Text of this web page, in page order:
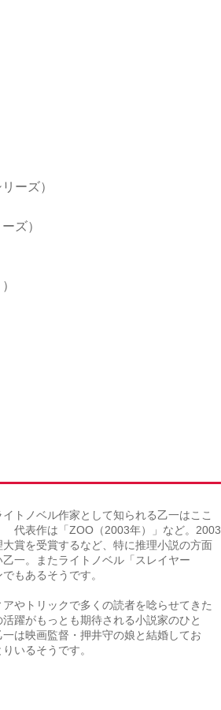
ーズ）
ズ）
トノベル作家として知られる乙一はここ
代表作は「ZOO（2003年）」など。2003
賞を受賞するなど、特に推理小説の方面
一。またライトノベル「スレイヤー
もあるそうです。
やトリックで多くの読者を唸らせてきた
躍がもっとも期待される小説家のひと
一は映画監督・押井守の娘と結婚してお
いるそうです。